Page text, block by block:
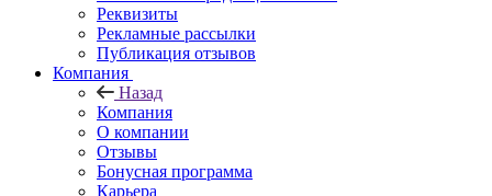
Реквизиты
Рекламные рассылки
Публикация отзывов
Компания
Назад
Компания
О компании
Отзывы
Бонусная программа
Карьера